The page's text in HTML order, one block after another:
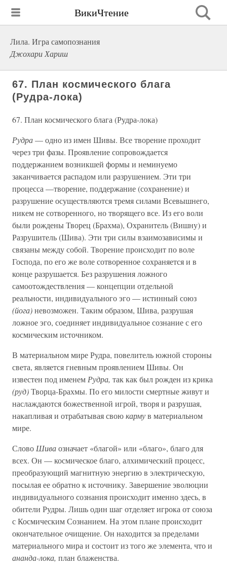
ВикиЧтение
Лила. Игра самопознания
Джохари Хариш
67. План космического блага
(Рудра-лока)
67. План космического блага (Рудра-лока)
Рудра— одно из имен Шивы. Все творение проходит
через три фазы. Проявление сопровождается
поддержанием возникшей формы и неминуемо
заканчивается распадом или разрушением. Эти три
процесса —творение, поддержание (сохранение) и
разрушение осуществляются тремя силами Всевышнего,
никем не сотворенного, но творящего все. Из его воли
были рождены Творец (Брахма), Охранитель (Вишну) и
Разрушитель (Шива). Эти три силы взаимозависимы и
связаны между собой. Творение происходит по воле
Господа, по его же воле сотворенное сохраняется и в
конце разрушается. Без разрушения ложного
самоотождествления — концепции отдельной
реальности, индивидуального эго — истинный союз
(йога)невозможен. Таким образом, Шива, разрушая
ложное эго, соединяет индивидуальное сознание с его
космическим источником.
В материальном мире Рудра, повелитель южной стороны
света, является гневным проявлением Шивы. Он
известен под именем Рудра, так как был рожден из крика
(руд)Творца-Брахмы. По его милости смертные живут и
наслаждаются божественной игрой, творя и разрушая,
накапливая и отрабатывая своюкармув материальном
мире.
Слово Шиваозначает «благой» или «благо», благо для
всех. Он — космическое благо, алхимический процесс,
преобразующий магнитную энергию в электрическую,
посылая ее обратно к источнику. Завершение эволюции
индивидуального сознания происходит именно здесь, в
обители Рудры. Лишь один шаг отделяет игрока от союза
с Космическим Сознанием. На этом плане происходит
окончательное очищение. Он находится за пределами
материального мира и состоит из того же элемента, что и
ананда-лока, план блаженства.